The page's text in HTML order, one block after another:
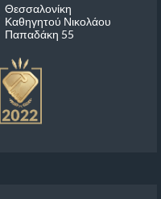
Θεσσαλονίκη
Καθηγητού Νικολάου
Παπαδάκη 55